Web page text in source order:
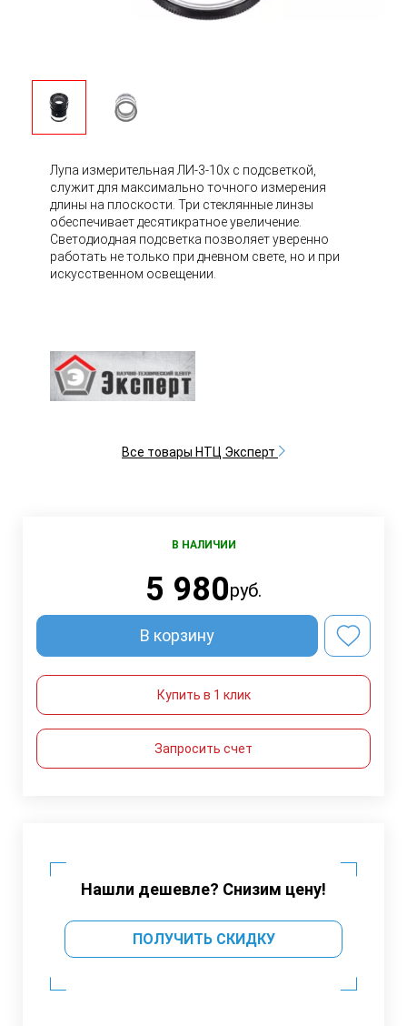
Лупа измерительная ЛИ-3-10х с подсветкой,
служит для максимально точного измерения
длины на плоскости. Три стеклянные линзы
обеспечивает десятикратное увеличение.
Светодиодная подсветка позволяет уверенно
работать не только при дневном свете, но и при
искусственном освещении.
Все товары НТЦ Эксперт
В НАЛИЧИИ
5 980руб.
В корзину
Купить в 1 клик
Запросить счет
Нашли дешевле? Снизим цену!
ПОЛУЧИТЬ СКИДКУ